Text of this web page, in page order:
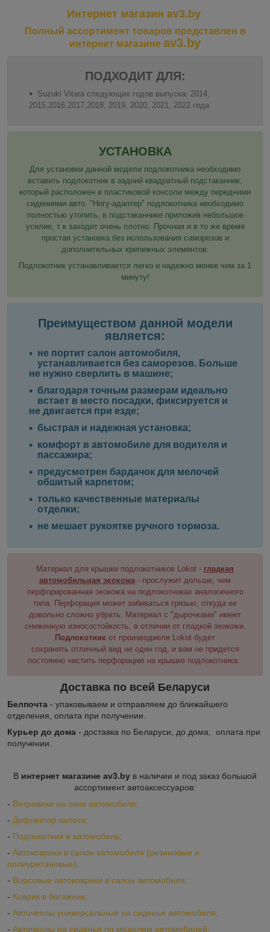
Интернет магазин av3.by
Полный ассортимент товаров представлен в
интернет магазине av3.by
ПОДХОДИТ ДЛЯ:
Suzuki Vitara следующих годов выпуска: 2014,
2015,2016,2017,2018, 2019, 2020, 2021, 2022 года
УСТАНОВКА
Для установки данной модели подлокотника необходимо
вставить подлокотник в задний квадратный подстаканник,
который расположен в пластиковой консоли между передними
сидениями авто. "Ногу-адаптер" подлокотника необходимо
полностью утопить, в подстаканнике приложив небольшое
усилие, т к заходит очень плотно. Прочная и в то же время
простая установка без использования саморезов и
дополнительных крепежных элементов.
Подлокотник устанавливается легко и надежно менее чем за 1
минуту!
Преимуществом данной модели
является:
не портит салон автомобиля,
устанавливается без саморезов. Больше
не нужно сверлить в машине;
благодаря точным размерам идеально
встает в место посадки, фиксируется и
не двигается при езде;
быстрая и надежная установка;
комфорт в автомобиле для водителя и
пассажира;
предусмотрен бардачок для мелочей
обшитый карпетом;
только качественные материалы
отделки;
не мешает рукоятке ручного тормоза.
Материал для крышки подлокотников Lokot - гладкая
автомобильная экокожа - прослужит дольше, чем
перфорированная экокожа на подлокотниках аналогичного
типа. Перфорация может забиваться грязью, откуда ее
довольно сложно убрать. Материал с "дырочками" имеет
сниженную износостойкость, в отличии от гладкой экокожи.
Подлокотник от производиеля Lokot будет
сохранять отличный вид не один год, и вам не придется
постоянно чистить перфорацию на крышке подлокотника.
Доставка по всей Беларуси
Белпочта - упаковываем и отправляем до ближайшего
отделения, оплата при получении.
Курьер до дома - доставка по Беларуси, до дома, оплата при
получении.
В интернет магазине av3.by в наличии и под заказ большой
ассортимент автоаксессуаров:
- Ветровики на окна автомобиля;
- Дефлектор капота;
- Подлокотник в автомобиль;
- Автоковрики в салон автомобиля (резиновые и
полиуретановые);
- Ворсовые автоковрики в салон автомобиля;
- Коврик в багажник;
- Авточехлы универсальные на сиденья автомобиля;
- Авточехлы на сиденья по моделям автомобилей;